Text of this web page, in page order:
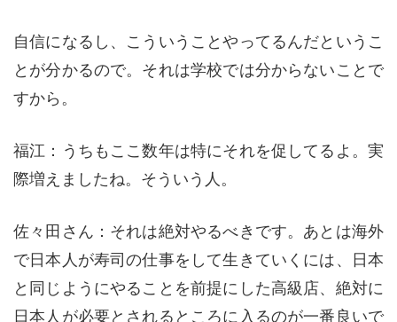
自信になるし、こういうことやってるんだというこ
とが分かるので。それは学校では分からないことで
すから。
福江：うちもここ数年は特にそれを促してるよ。実
際増えましたね。そういう人。
佐々田さん：それは絶対やるべきです。あとは海外
で日本人が寿司の仕事をして生きていくには、日本
と同じようにやることを前提にした高級店、絶対に
日本人が必要とされるところに入るのが一番良いで